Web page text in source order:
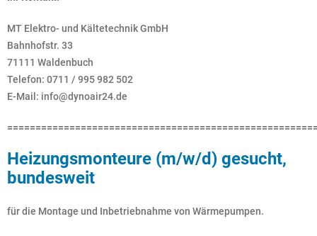
MT Elektro- und Kältetechnik GmbH
Bahnhofstr. 33
71111 Waldenbuch
Telefon: 0711 / 995 982 502
E-Mail: info@dynoair24.de
Heizungsmonteure (m/w/d) gesucht,
bundesweit
für die Montage und Inbetriebnahme von Wärmepumpen.